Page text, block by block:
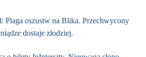
Plaga oszustw na Blika. Przechwycony
dostaje złodziej.